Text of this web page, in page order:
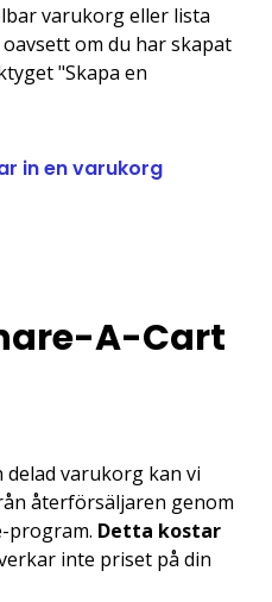
varukorg eller lista
om du har skapat
"Skapa en
in en varukorg
A-Cart
varukorg kan vi
återförsäljaren genom
program. Detta kostar
inte priset på din